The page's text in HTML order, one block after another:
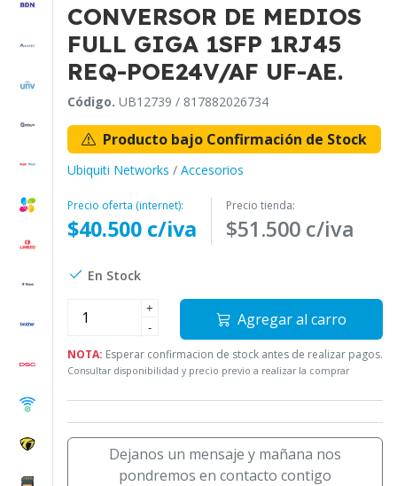
CONVERSOR DE MEDIOS
FULL GIGA 1SFP 1RJ45
REQ-POE24V/AF UF-AE.
Código. UB12739 / 817882026734
Producto bajo Confirmación de Stock
Ubiquiti Networks / Accesorios
Precio oferta (internet):
$40.500 c/iva
Precio tienda:
$51.500 c/iva
En Stock
+
-
Agregar al carro
NOTA: Esperar confirmacion de stock antes de realizar pagos.
Consultar disponibilidad y precio previo a realizar la comprar
Dejanos un mensaje y mañana nos
pondremos en contacto contigo